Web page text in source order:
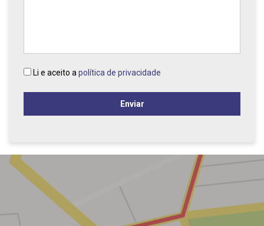
Li e aceito a política de privacidade
Enviar